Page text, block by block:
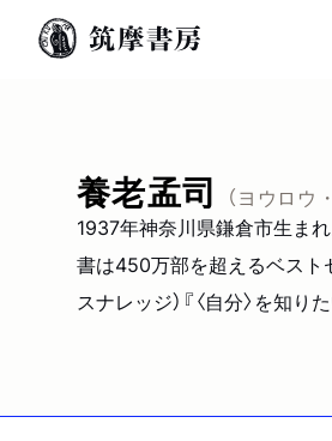
養老孟司
（ヨウロウ
1937年神奈川県鎌倉市生まれ
書は450万部を超えるベスト
スナレッジ）『〈自分〉を知り